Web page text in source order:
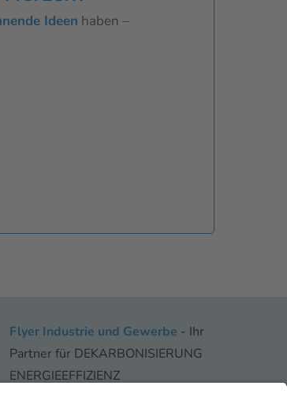
Ideen haben –
Flyer Industrie und Gewerbe - Ihr
Partner für DEKARBONISIERUNG
ENERGIEEFFIZIENZ